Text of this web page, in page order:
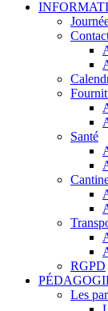
Santé
RGPD
Les